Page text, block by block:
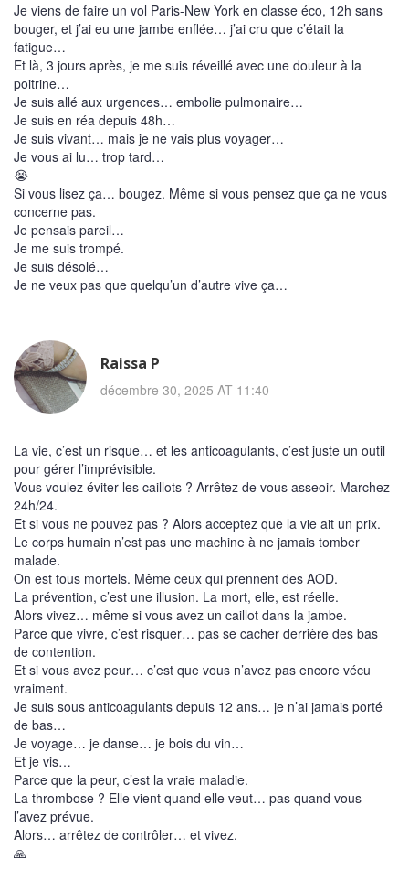
Je viens de faire un vol Paris-New York en classe éco, 12h sans
bouger, et j’ai eu une jambe enflée… j’ai cru que c’était la
fatigue…
Et là, 3 jours après, je me suis réveillé avec une douleur à la
poitrine…
Je suis allé aux urgences… embolie pulmonaire…
Je suis en réa depuis 48h…
Je suis vivant… mais je ne vais plus voyager…
Je vous ai lu… trop tard…
😭
Si vous lisez ça… bougez. Même si vous pensez que ça ne vous
concerne pas.
Je pensais pareil…
Je me suis trompé.
Je suis désolé…
Je ne veux pas que quelqu’un d’autre vive ça…
Raissa P
décembre 30, 2025 AT 11:40
La vie, c’est un risque… et les anticoagulants, c’est juste un outil
pour gérer l’imprévisible.
Vous voulez éviter les caillots ? Arrêtez de vous asseoir. Marchez
24h/24.
Et si vous ne pouvez pas ? Alors acceptez que la vie ait un prix.
Le corps humain n’est pas une machine à ne jamais tomber
malade.
On est tous mortels. Même ceux qui prennent des AOD.
La prévention, c’est une illusion. La mort, elle, est réelle.
Alors vivez… même si vous avez un caillot dans la jambe.
Parce que vivre, c’est risquer… pas se cacher derrière des bas
de contention.
Et si vous avez peur… c’est que vous n’avez pas encore vécu
vraiment.
Je suis sous anticoagulants depuis 12 ans… je n’ai jamais porté
de bas…
Je voyage… je danse… je bois du vin…
Et je vis…
Parce que la peur, c’est la vraie maladie.
La thrombose ? Elle vient quand elle veut… pas quand vous
l’avez prévue.
Alors… arrêtez de contrôler… et vivez.
🙏